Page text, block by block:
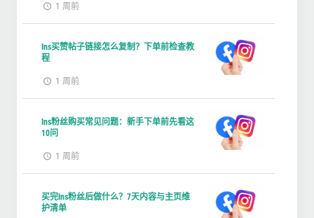
1 周前
Ins买赞帖子链接怎么复制？下单前检查教
程
1 周前
Ins粉丝购买常见问题：新手下单前先看这
10问
1 周前
买完Ins粉丝后做什么？7天内容与主页维
护清单